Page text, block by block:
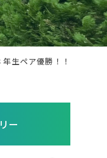
生ペア優勝！！
ー